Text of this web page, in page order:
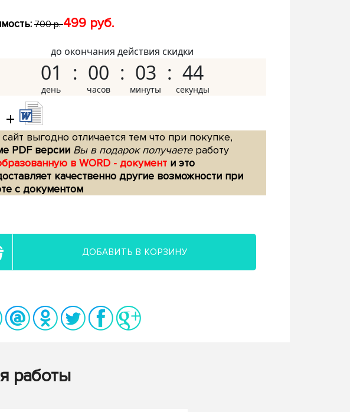
700 р.499 руб.
до окончания действия скидки
01 00 03 43
+
выгодно отличается тем что при покупке,
PDF версии Вы в подарок получаетеработу
в WORD - документ и это
качественно другие возможности при
с документом
ДОБАВИТЬ В КОРЗИНУ
работы